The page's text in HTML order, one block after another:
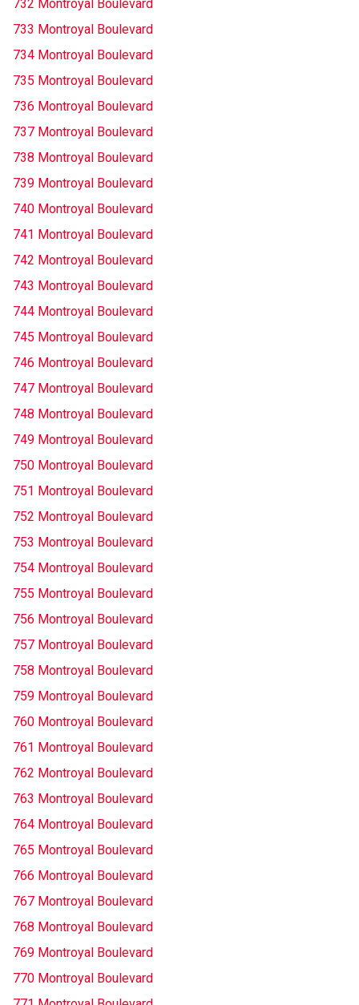
732 Montroyal Boulevard
733 Montroyal Boulevard
734 Montroyal Boulevard
735 Montroyal Boulevard
736 Montroyal Boulevard
737 Montroyal Boulevard
738 Montroyal Boulevard
739 Montroyal Boulevard
740 Montroyal Boulevard
741 Montroyal Boulevard
742 Montroyal Boulevard
743 Montroyal Boulevard
744 Montroyal Boulevard
745 Montroyal Boulevard
746 Montroyal Boulevard
747 Montroyal Boulevard
748 Montroyal Boulevard
749 Montroyal Boulevard
750 Montroyal Boulevard
751 Montroyal Boulevard
752 Montroyal Boulevard
753 Montroyal Boulevard
754 Montroyal Boulevard
755 Montroyal Boulevard
756 Montroyal Boulevard
757 Montroyal Boulevard
758 Montroyal Boulevard
759 Montroyal Boulevard
760 Montroyal Boulevard
761 Montroyal Boulevard
762 Montroyal Boulevard
763 Montroyal Boulevard
764 Montroyal Boulevard
765 Montroyal Boulevard
766 Montroyal Boulevard
767 Montroyal Boulevard
768 Montroyal Boulevard
769 Montroyal Boulevard
770 Montroyal Boulevard